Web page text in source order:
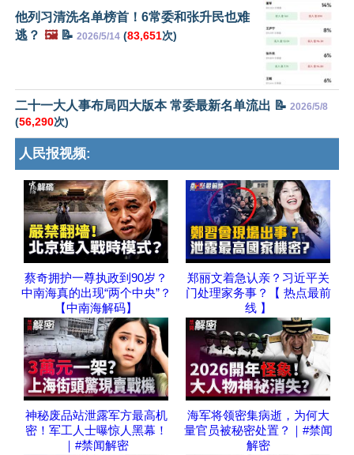
他列习清洗名单榜首！6常委和张升民也难
逃？ 🖼️📝 2026/5/14 (83,651次)
二十一大人事布局四大版本 常委最新名单流出 📝 2026/5/8
(56,290次)
人民报视频:
蔡奇拥护一尊执政到90岁？
中南海真的出现“两个中央”？
【中南海解码】
郑丽文着急认亲？习近平关
门处理家务事？【 热点最前
线 】
神秘废品站泄露军方最高机
密！军工人士曝惊人黑幕！
｜#禁闻解密
海军将领密集病逝，为何大
量官员被秘密处置？｜#禁闻
解密